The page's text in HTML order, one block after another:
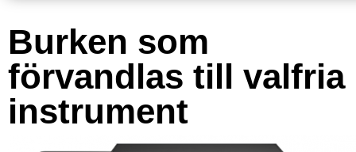
Burken som
förvandlas till valfria
instrument